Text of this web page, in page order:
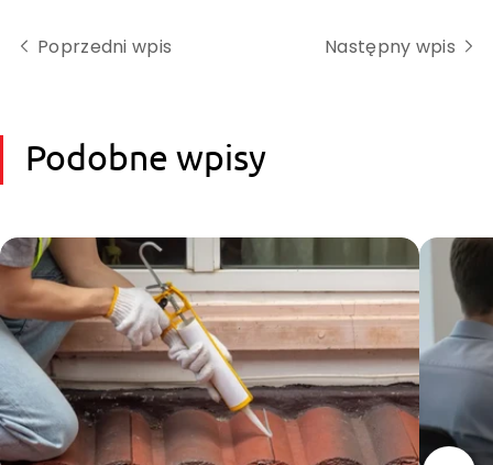
Poprzedni wpis Następny wpis
Podobne wpisy